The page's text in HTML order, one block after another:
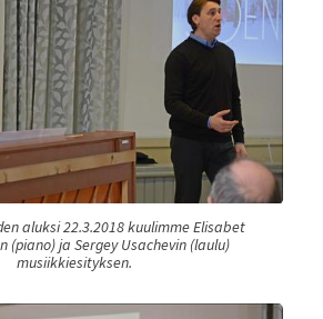
aluksi 22.3.2018 kuulimme Elisabet
(piano) ja Sergey Usachevin (laulu)
musiikkiesityksen.